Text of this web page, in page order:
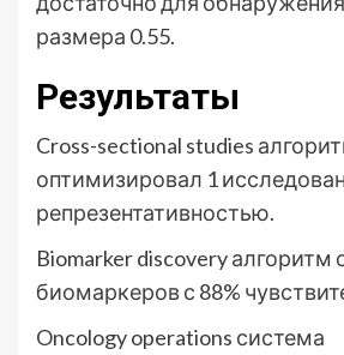
размера 0.55.
Результаты
Cross-sectional studies
оптимизировал 1
репрезентативностью.
Biomarker discovery
биомаркеров с 88%
Oncology operations система